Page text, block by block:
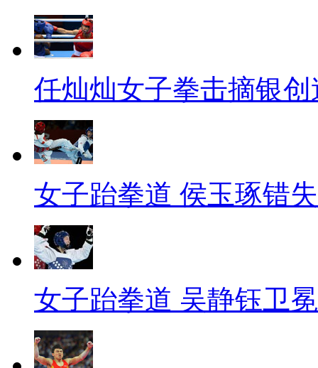
任灿灿女子拳击摘银
女子跆拳道 侯玉琢错
女子跆拳道 吴静钰卫冕